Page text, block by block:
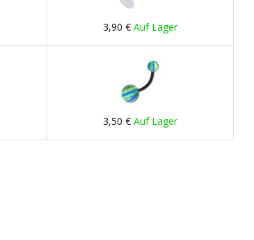
3,90 € Auf Lager
3,50 € Auf Lager